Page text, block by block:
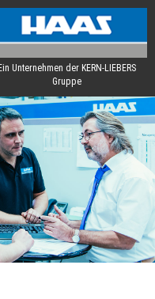
Ein Unternehmen der KERN-LIEBERS
Gruppe